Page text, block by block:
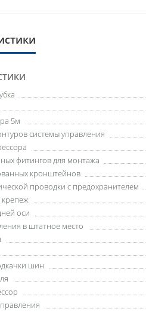
5м
системы управления
фитингов для монтажа
кронштейнов
проводки с предохранителем
оси
в штатное место
шин